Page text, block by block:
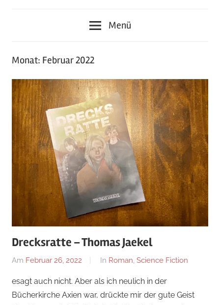
Menü
Monat: Februar 2022
Drecksratte – Thomas Jaekel
Am Februar 26, 2022
Von
In Roman, Science Fiction
esagt auch nicht. Aber als ich neulich in der
Bücherkirche Axien war, drückte mir der gute Geist